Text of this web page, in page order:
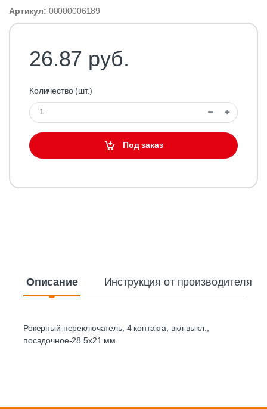
Артикул: 00000006189
26.87 руб.
Количество (шт.)
Под заказ
Описание Инструкция от производителя
Рокерный переключатель, 4 контакта, вкл-выкл.,
посадочное-28.5х21 мм.